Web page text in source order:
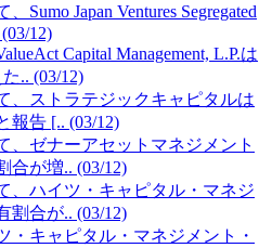
Sumo Japan Ventures Segregated
12)
Capital Management, L.P.は
.. (03/12)
、ストラテジックキャピタルは
報告 [.. (03/12)
、ゼナーアセットマネジメント
合が増.. (03/12)
、ハイツ・キャピタル・マネジ
割合が.. (03/12)
・キャピタル・マネジメント・